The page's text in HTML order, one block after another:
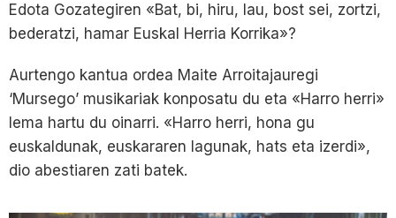
Edota Gozategiren «Bat, bi, hiru, lau, bost sei, zortzi,
bederatzi, hamar Euskal Herria Korrika»?
Aurtengo kantua ordea Maite Arroitajauregi
‘Mursego’ musikariak konposatu du eta «Harro herri»
lema hartu du oinarri. «Harro herri, hona gu
euskaldunak, euskararen lagunak, hats eta izerdi»,
dio abestiaren zati batek.